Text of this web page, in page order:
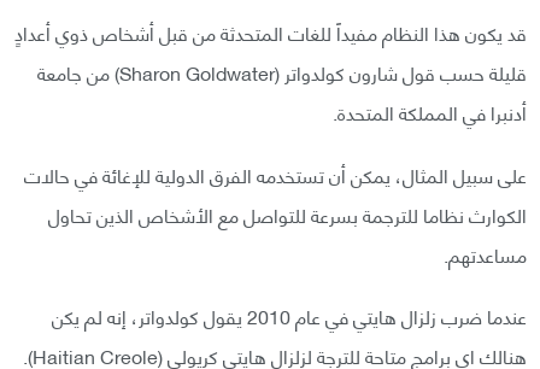
قد يكون هذا النظام مفيداً للغات المتحدثة من قبل أشخاص ذوي أعدادٍ
قليلة حسب قول شارون كولدواتر (Sharon Goldwater) من جامعة
أدنبرا في المملكة المتحدة.
على سبيل المثال، يمكن أن تستخدمه الفرق الدولية للإغائة في حالات
الكوارث نظاما للترجمة بسرعة للتواصل مع الأشخاص الذين تحاول
مساعدتهم.
عندما ضرب زلزال هايتي في عام 2010 يقول كولدواتر، إنه لم يكن
هنالك اي برامج متاحة للترجة لزلزال هايتي كريولي (Haitian Creole).